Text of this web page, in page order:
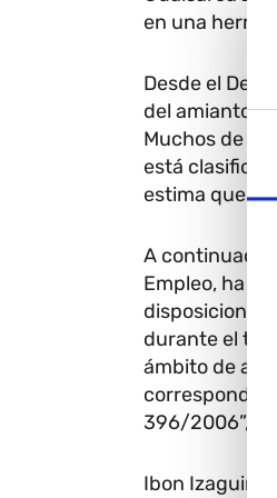
en una
Desde el
del amianto.
Muchos de
está
estima que
A
Empleo, ha
disposiciones
durante el
ámbito de
396/2006”,
Ibon Izaguirre